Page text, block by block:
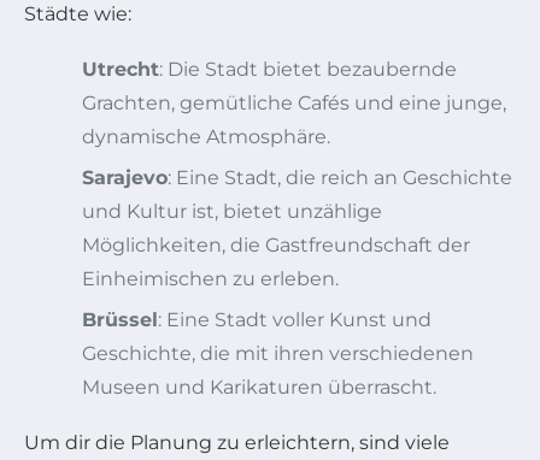
Städte wie:
Utrecht: Die Stadt bietet bezaubernde
Grachten, gemütliche Cafés und eine junge,
dynamische Atmosphäre.
Sarajevo: Eine Stadt, die reich an Geschichte
und Kultur ist, bietet unzählige
Möglichkeiten, die Gastfreundschaft der
Einheimischen zu erleben.
Brüssel: Eine Stadt voller Kunst und
Geschichte, die mit ihren verschiedenen
Museen und Karikaturen überrascht.
Um dir die Planung zu erleichtern, sind viele